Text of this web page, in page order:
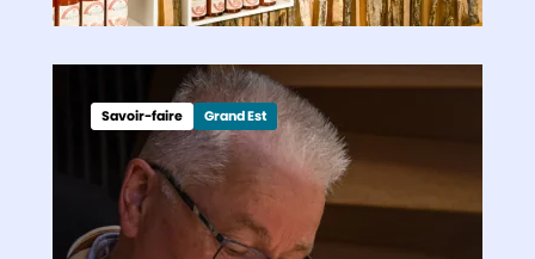
Savoir-faire Grand Est